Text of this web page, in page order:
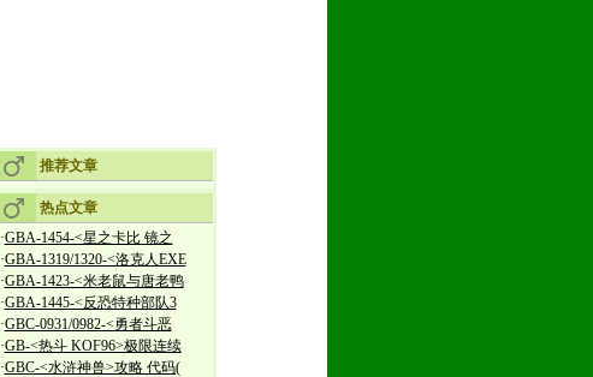
推荐文章
热点文章
·GBA-1454-<星之卡比 镜之
·GBA-1319/1320-<洛克人EXE
·GBA-1423-<米老鼠与唐老鸭
·GBA-1445-<反恐特种部队3
·GBC-0931/0982-<勇者斗恶
·GB-<热斗 KOF96>极限连续
·GBC-<水浒神兽>攻略 代码(